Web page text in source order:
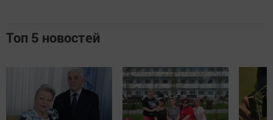
Топ 5 новостей